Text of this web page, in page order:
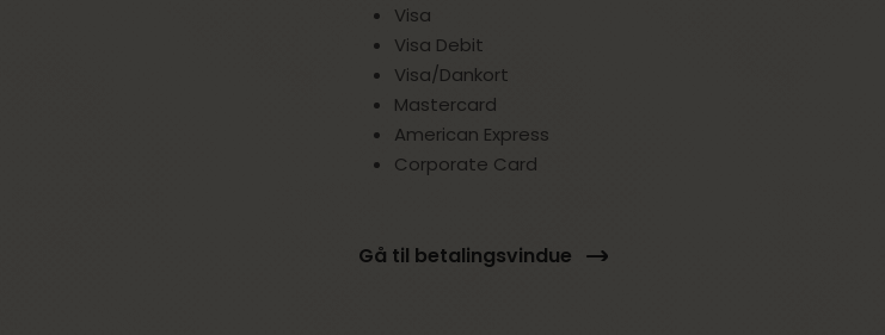
Visa
Visa Debit
Visa/Dankort
Mastercard
American Express
Corporate Card
Gå til betalingsvindue